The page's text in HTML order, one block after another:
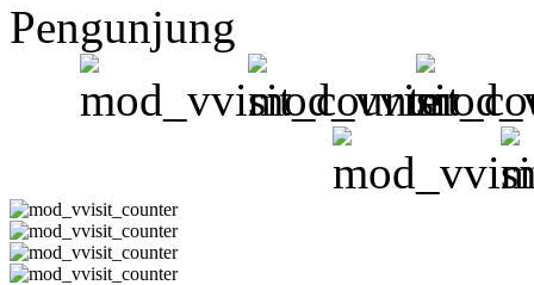
Pengunjung